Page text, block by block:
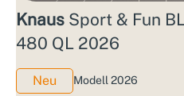
Knaus Sport & Fun
480 QL 2026
Neu
Modell 2026